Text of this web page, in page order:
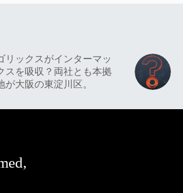
リックスがインターマッ
スを吸収？両社とも本拠
が大阪の東淀川区。